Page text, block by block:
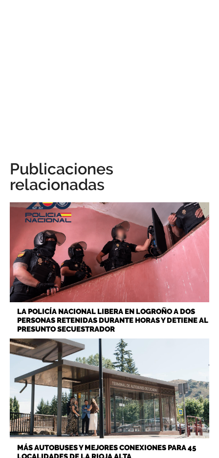
Publicaciones
relacionadas
LA POLICÍA NACIONAL LIBERA EN LOGROÑO A DOS
PERSONAS RETENIDAS DURANTE HORAS Y DETIENE AL
PRESUNTO SECUESTRADOR
MÁS AUTOBUSES Y MEJORES CONEXIONES PARA 45